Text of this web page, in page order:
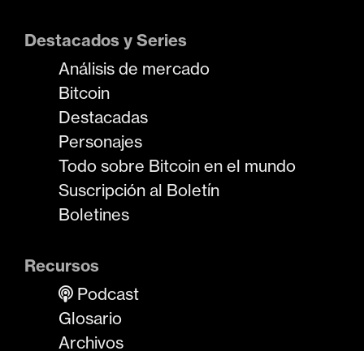
Destacados y Series
Análisis de mercado
Bitcoin
Destacadas
Personajes
Todo sobre Bitcoin en el mundo
Suscripción al Boletín
Boletines
Recursos
Podcast
Glosario
Archivos